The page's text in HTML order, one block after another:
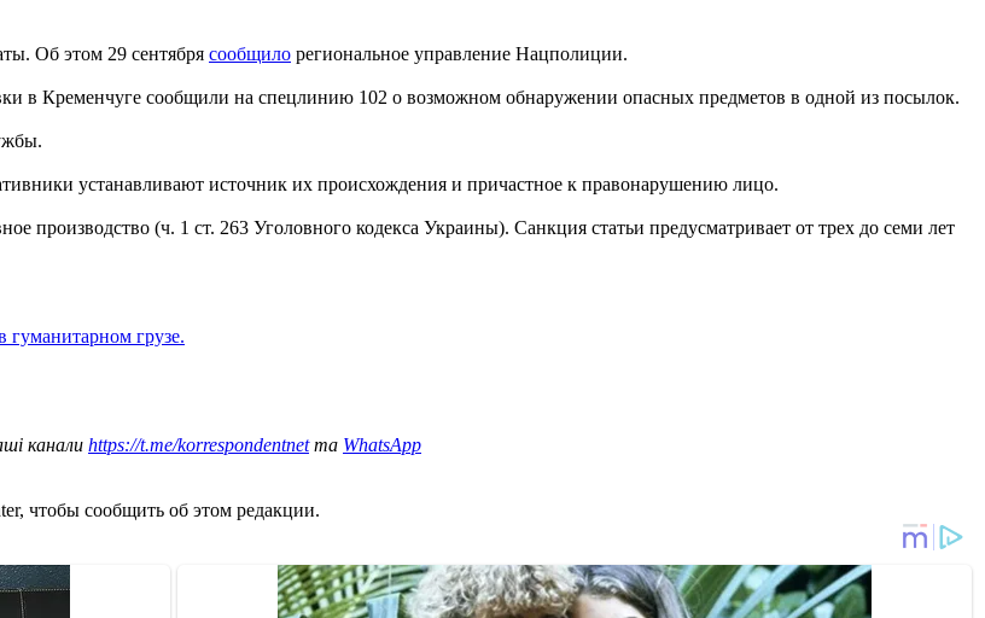
Об этом 29 сентября сообщило региональное управление Нацполиции.
в Кременчуге сообщили на спецлинию 102 о возможном обнаружении опасных предметов в одной из посылок.
устанавливают источник их происхождения и причастное к правонарушению лицо.
производство (ч. 1 ст. 263 Уголовного кодекса Украины). Санкция статьи предусматривает от трех до семи лет
гуманитарном грузе.
канали https://t.me/korrespondentnetта WhatsApp
чтобы сообщить об этом редакции.